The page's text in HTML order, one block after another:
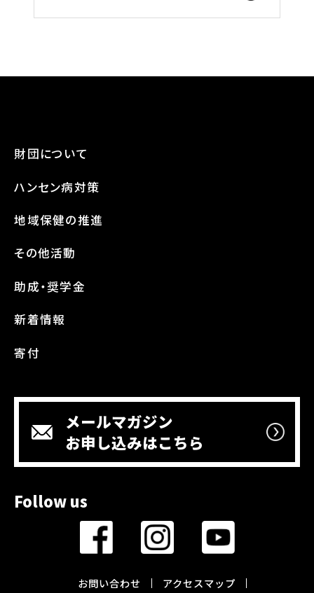
財団について
ハンセン病対策
地域保健の推進
その他活動
助成・奨学金
新着情報
寄付
メールマガジン
お申し込みはこちら
Follow us
お問い合わせ アクセスマップ